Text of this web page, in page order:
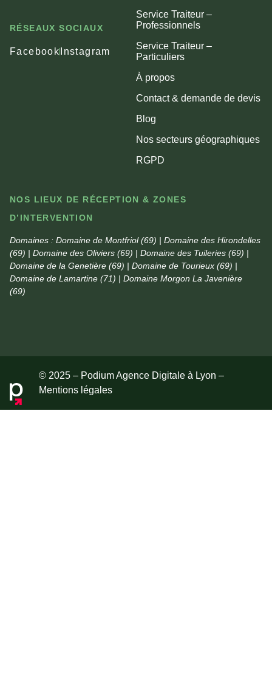
RÉSEAUX SOCIAUX
Facebook Instagram
Service Traiteur –
Professionnels
Service Traiteur –
Particuliers
À propos
Contact & demande de devis
Blog
Nos secteurs géographiques
RGPD
NOS LIEUX DE RÉCEPTION & ZONES
D’INTERVENTION
Domaines : Domaine de Montfriol (69) | Domaine des Hirondelles
(69) | Domaine des Oliviers (69) | Domaine des Tuileries (69) |
Domaine de la Genetière (69) | Domaine de Tourieux (69) |
Domaine de Lamartine (71) | Domaine Morgon La Javenière
(69)
© 2025 – Podium Agence Digitale à Lyon –
Mentions légales